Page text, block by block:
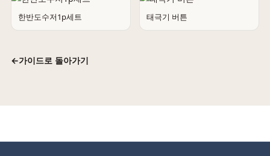
한반도수저1p세트 태극기 버튼
←가이드로 돌아가기